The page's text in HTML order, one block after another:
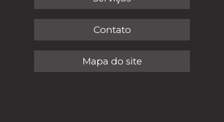
Contato
Mapa do site